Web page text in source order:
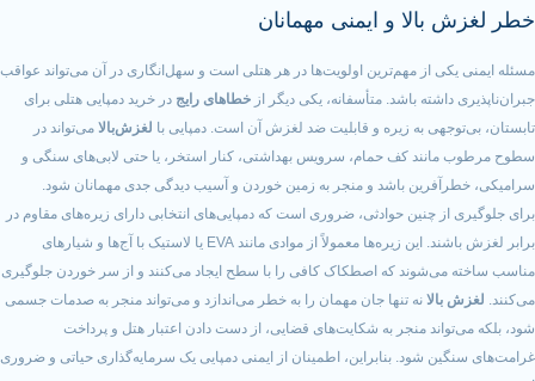
و ایمنی مهمانان
از مهم‌ترین اولویت‌ها در هر هتلی است و سهل‌انگاری در آن می‌تواند عواقب
باشد. متأسفانه، یکی دیگر ازخطاهای رایج
در خرید دمپایی هتلی برای
به زیره و قابلیت ضد لغزش آن است. دمپایی با
لغزش‌بالامی‌تواند در
کف حمام، سرویس بهداشتی، کنار استخر، یا حتی لابی‌های سنگی و
باشد و منجر به زمین خوردن و آسیب دیدگی جدی مهمانان شود.
چنین حوادثی، ضروری است که دمپایی‌های انتخابی دارای زیره‌های مقاوم در
برابر لغزش باشند. این زیره‌ها معمولاً از موادی مانند EVA یا لاستیک با آج‌ها و شیارهای
که اصطکاک کافی را با سطح ایجاد می‌کنند و از سر خوردن جلوگیری
نه تنها جان مهمان را به خطر می‌اندازد و می‌تواند منجر به صدمات جسمی
منجر به شکایت‌های قضایی، از دست دادن اعتبار هتل و پرداخت
شود. بنابراین، اطمینان از ایمنی دمپایی یک سرمایه‌گذاری حیاتی و ضروری